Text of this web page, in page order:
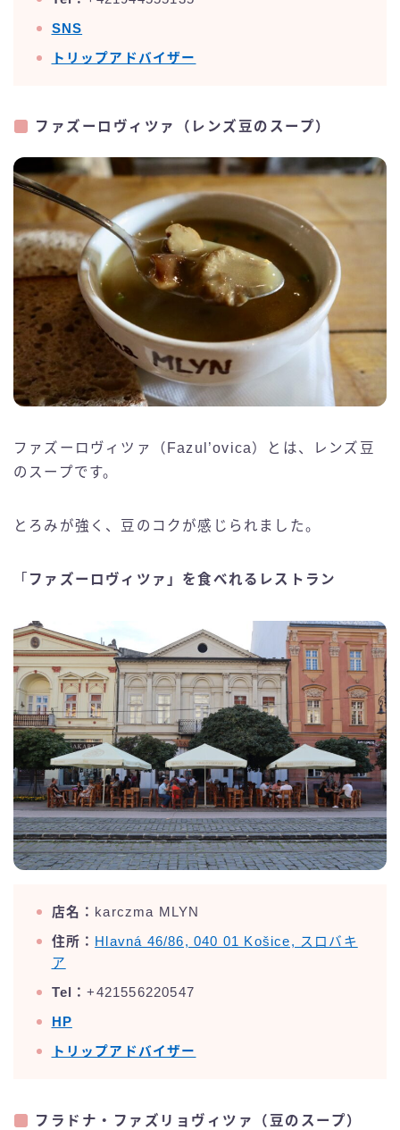
SNS
トリップアドバイザー
ファズーロヴィツァ（レンズ豆のスープ）
ファズーロヴィツァ（Fazul’ovica）とは、レンズ豆
のスープです。
とろみが強く、豆のコクが感じられました。
「 ファズーロヴィツァ」を食べれるレストラン
店名： karczma MLYN
住所： Hlavná 46/86, 040 01 Košice, スロバキ
ア
Tel：+421556220547
HP
トリップアドバイザー
フラドナ・ファズリョヴィツァ（豆のスープ）